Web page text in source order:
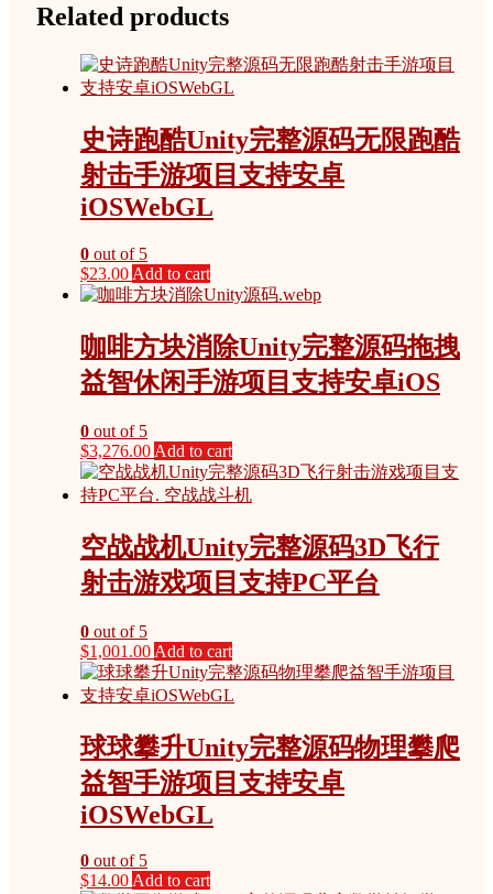
Related products
史诗跑酷Unity完整源码无限跑酷
射击手游项目支持安卓
iOSWebGL
0 out of 5
$23.00 Add to cart
咖啡方块消除Unity完整源码拖拽
益智休闲手游项目支持安卓iOS
0 out of 5
$3,276.00 Add to cart
空战战机Unity完整源码3D飞行
射击游戏项目支持PC平台
0 out of 5
$1,001.00 Add to cart
球球攀升Unity完整源码物理攀爬
益智手游项目支持安卓
iOSWebGL
0 out of 5
$14.00Add to cart